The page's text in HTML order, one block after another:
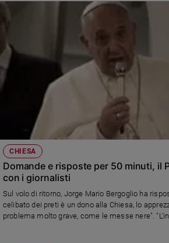
CHIESA
Domande e risposte per 50 minuti, il
con i giornalisti
Sul volo di ritorno, Jorge Mario Bergoglio ha
celibato dei preti è un dono alla Chiesa, lo apprezzo". "La pedofilia
problema molto grave, come le messe nere".